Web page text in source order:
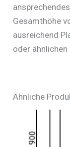
Gesamthöhe
ausreichend
oder
Ähnliche